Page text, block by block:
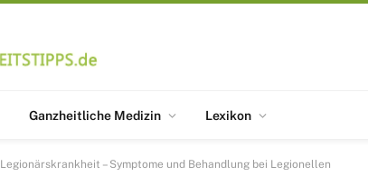
Ganzheitliche Medizin Lexikon
Legionärskrankheit – Symptome und Behandlung bei Legionellen